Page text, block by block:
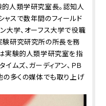
的人類学研究室長。認知人
ャスで数年間のフィールド
大学、オーフス大学で役職
験研究研究所の所長を務
実験的人類学研究室を指
ムズ、ガーディアン、ＰＢ
の多くの媒体でも取り上げ